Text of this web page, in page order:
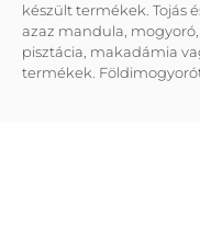
készült termékek. Tojás
azaz mandula,
pisztácia, makadámia
termékek.